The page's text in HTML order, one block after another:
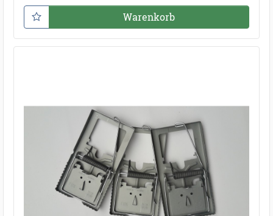
Warenkorb